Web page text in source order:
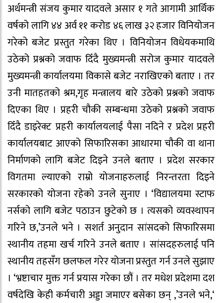
अर्थमन्त्री संजय कुमार यादवले असार १ गते आगामी आर्थिक
वर्षको लागि ४४ अर्व ११ करोड ४६ लाख ३२ हजार विनियोजन
गरेको बजेट प्रस्तुत गरेका थिए । विनियोजन विधेयकमाथि
उठेको प्रश्नको जवाफ दिँदै मुख्यमन्त्री सरोज कुमार यादवले
मुख्यमन्त्री कार्यालयमा विकासे बजेट नराखिएको बताए । तर
उनी मातहतको श्रम,गृह मन्त्रालय बारे उठेको प्रश्नको जवाफ
दिएका थिए । प्रहरी चौकी सम्बन्धमा उठेको प्रश्नको जवाफ
दिँदै डाइरेक्ट प्रहरी कार्यालयलाई पैसा नदिने र प्रदेश प्रहरी
कार्यालयबाट आएको सिफारिसका आधारमा चौकी वा थाना
निर्माणको लागि बजेट दिइने उनले बताए । प्रदेश सरकार
विगतमा ल्याएको राम्रो योजनाहरुलाई निरन्तरता दिइने
सरकारको योजना रहेको उनले सुनाए । ‘विद्यालयमा स्टाफ
नर्सको लागि बजेट पठाउन छुटेको छ । त्यसको व्यवस्थापन
गरिने छ,’उनले भने । सशर्त अनुदान सांसदको सिफारिसमा
स्थानीय तहमा खर्च गरिने उनले बताए । सांसदहरुलाई पनि
स्थानीय तहसँग छलफल गरेर योजना प्रस्तुत गर्न उनले सुझाए
। ‘भ्रष्टाचार मुक्त गर्न प्रयास गरेका छौं । तर मधेश प्रदेशमा दश
वर्षदेखि केही कर्मचारी अड्डा जमाएर बसेका छन् ,’उनले भने,‘